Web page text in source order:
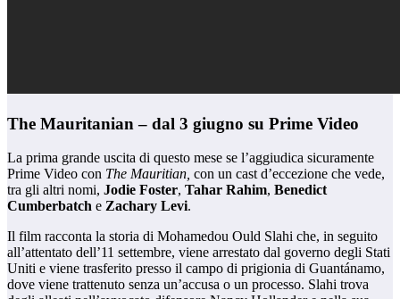
The Mauritanian – dal 3 giugno su Prime Video
La prima grande uscita di questo mese se l’aggiudica sicuramente
Prime Video con The Mauritian, con un cast d’eccezione che vede,
tra gli altri nomi, Jodie Foster, Tahar Rahim, Benedict
Cumberbatch e Zachary Levi.
Il film racconta la storia di Mohamedou Ould Slahi che, in seguito
all’attentato dell’11 settembre, viene arrestato dal governo degli Stati
Uniti e viene trasferito presso il campo di prigionia di Guantánamo,
dove viene trattenuto senza un’accusa o un processo. Slahi trova